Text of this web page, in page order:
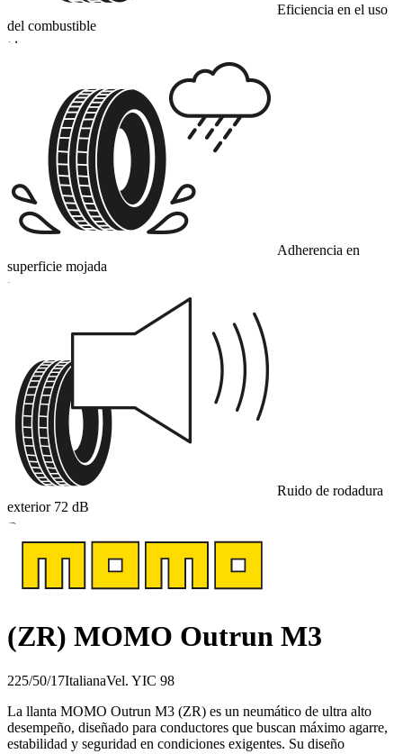
Eficiencia en el uso
del combustible
D
Adherencia en
superficie mojada
C
Ruido de rodadura
exterior 72 dB
B
(ZR) MOMO Outrun M3
225/50/17ItalianaVel. YIC 98
La llanta MOMO Outrun M3 (ZR) es un neumático de ultra alto
desempeño, diseñado para conductores que buscan máximo agarre,
estabilidad y seguridad en condiciones exigentes. Su diseño